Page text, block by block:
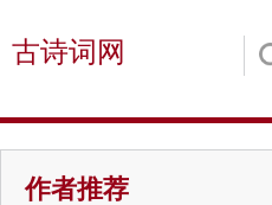
古诗词网
作者推荐